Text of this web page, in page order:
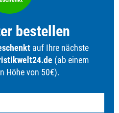
bestellen
auf Ihre nächste
(ab einem
Höhe von 50€).